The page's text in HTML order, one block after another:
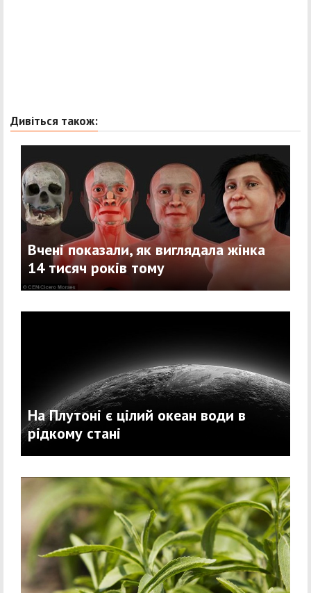
Дивіться також:
Вчені показали, як виглядала жінка
14 тисяч років тому
На Плутоні є цілий океан води в
рідкому стані